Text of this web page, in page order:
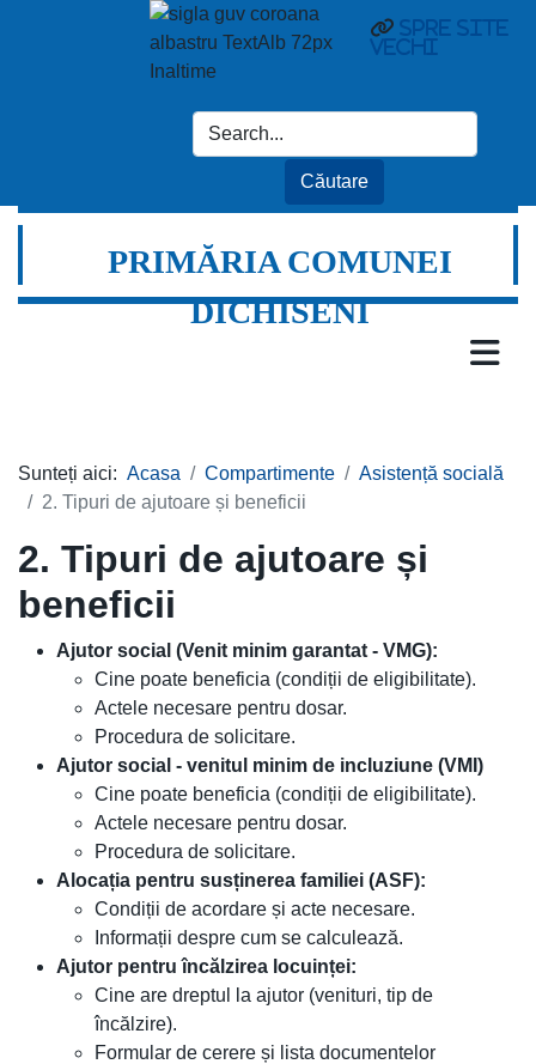
Spre site
vechi
PRIMĂRIA COMUNEI
DICHISENI
Sunteți aici: Acasa Compartimente
Asistență socială
2. Tipuri de ajutoare și beneficii
2. Tipuri de ajutoare și
beneficii
Ajutor social (Venit minim garantat - VMG):
Cine poate beneficia (condiții de eligibilitate).
Actele necesare pentru dosar.
Procedura de solicitare.
Ajutor social - venitul minim de incluziune (VMI)
Cine poate beneficia (condiții de eligibilitate).
Actele necesare pentru dosar.
Procedura de solicitare.
Alocația pentru susținerea familiei (ASF):
Condiții de acordare și acte necesare.
Informații despre cum se calculează.
Ajutor pentru încălzirea locuinței:
Cine are dreptul la ajutor (venituri, tip de
încălzire).
Formular de cerere și lista documentelor